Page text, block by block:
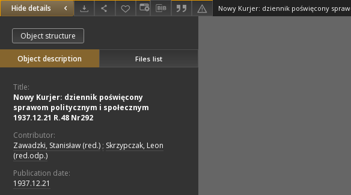
Hide details
Object structure
Object description Files list
Title:
Nowy Kurjer: dziennik poświęcony
sprawom politycznym i społecznym
1937.12.21 R.48 Nr292
Contributor:
Zawadzki, Stanisław (red.) ; Skrzypczak, Leon
(red.odp.)
Publication date:
1937.12.21